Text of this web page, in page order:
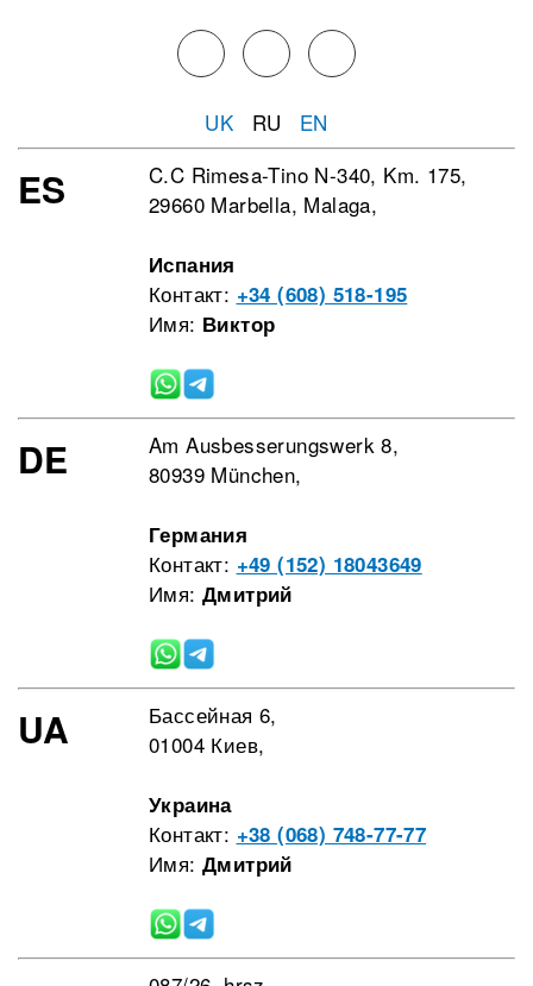
UK RU EN
ES
C.C Rimesa-Tino N-340, Km. 175,
29660 Marbella, Malaga,
Испания
Контакт: +34 (608) 518-195
Имя: Виктор
DE
Am Ausbesserungswerk 8,
80939 München,
Германия
Контакт: +49 (152) 18043649
Имя: Дмитрий
UA
Бассейная 6,
01004 Киев,
Украина
Контакт: +38 (068) 748-77-77
Имя: Дмитрий